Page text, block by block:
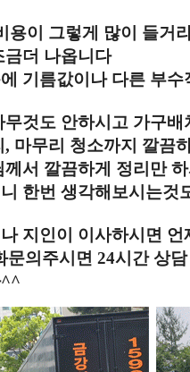
용이 그렇게 많이 들거
금더 나옵니다
기름값이나 다른 부
것도 안하시고 가구배
마무리 청소까지 깔끔
서 깔끔하게 정리만
한번 생각해보시는것
지인이 이사하시면 언
문의주시면 24시간 상
^^